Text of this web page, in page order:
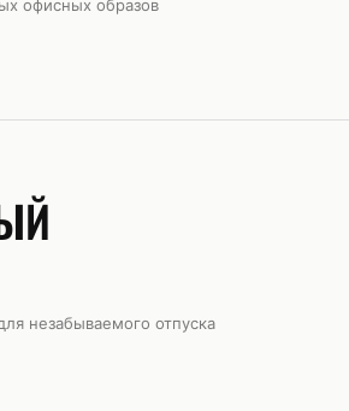
офисных образов
незабываемого отпуска